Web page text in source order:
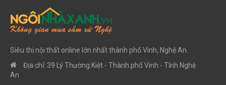
Siêu thị nội thất online lớn nhất thành phố Vinh, Nghệ An.
Địa chỉ: 39 Lý Thường Kiệt - Thành phố Vinh - Tĩnh Nghệ
An